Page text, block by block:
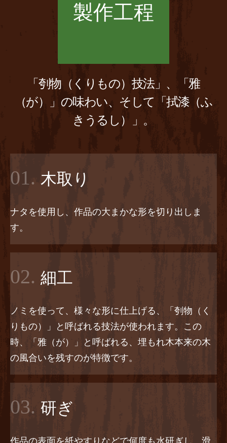
製作工程
「刳物（くりもの）技法」、「雅
（が）」の味わい、そして「拭漆（ふ
きうるし）」。
01. 木取り
ナタを使用し、作品の大まかな形を切り出しま
す。
02. 細工
ノミを使って、様々な形に仕上げる、「刳物（く
りもの）」と呼ばれる技法が使われます。この
時、「雅（が）」と呼ばれる、埋もれ木本来の木
の風合いを残すのが特徴です。
03. 研ぎ
作品の表面を紙やすりなどで何度も水研ぎし、滑